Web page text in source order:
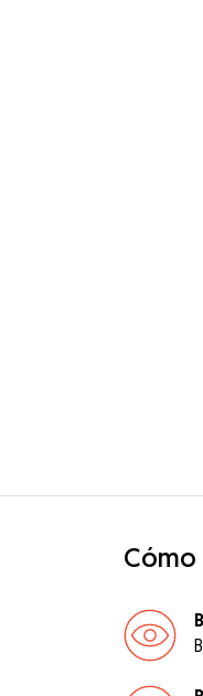
Cómo